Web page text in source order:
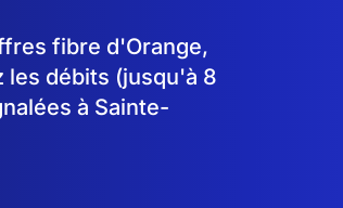
fibre d'Orange,
les débits (jusqu'à 8
à Sainte-